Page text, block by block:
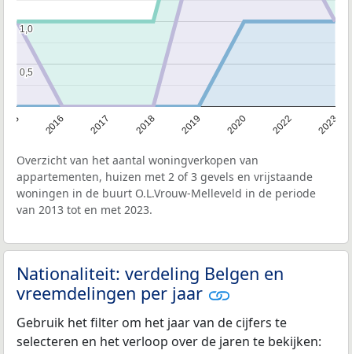
2016 2017 2018 2019 2020 2022 2023
0,5
0,5
1,0
1,0
Overzicht van het aantal woningverkopen van
appartementen, huizen met 2 of 3 gevels en vrijstaande
woningen in de buurt O.L.Vrouw-Melleveld in de periode
van 2013 tot en met 2023.
Nationaliteit: verdeling Belgen en
vreemdelingen per jaar
Gebruik het filter om het jaar van de cijfers te
selecteren en het verloop over de jaren te bekijken: